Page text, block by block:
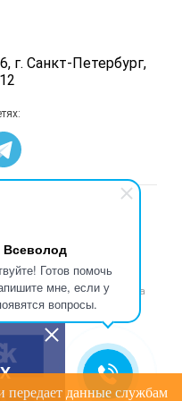
Всеволод
Готов помочь
мне, если у
вопросы.
г. Санкт-Петербург,
Все права защищены.
на данном сайте,
активной гиперссылки на
передает данные службам